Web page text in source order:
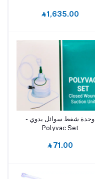
‎⃁ 1,635.00
أضف إلى السلة
وحدة شفط سوائل يدوي -
Polyvac Set
‎⃁ 71.00